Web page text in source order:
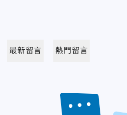
最新留言 熱門留言